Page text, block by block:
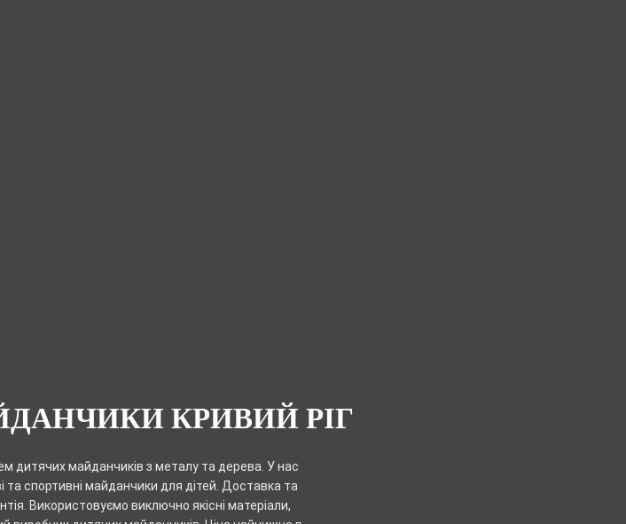
КРИВИЙ РІГ
дитячих майданчиків з металу та дерева. У нас
та спортивні майданчики для дітей. Доставка та
Використовуємо виключно якісні матеріали,